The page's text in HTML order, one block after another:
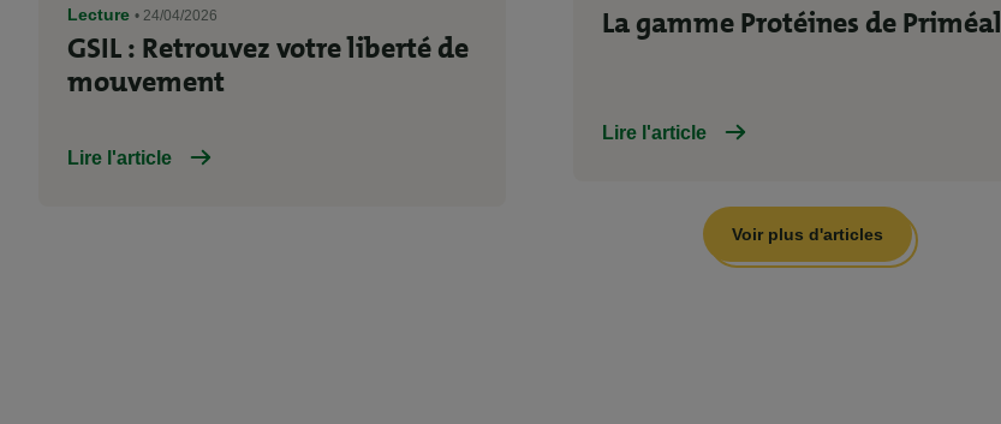
Lecture • 24/04/2026
GSIL : Retrouvez votre liberté de
mouvement
Lire l'article
La gamme Protéines de Priméal
Lire l'article
Voir plus d'articles